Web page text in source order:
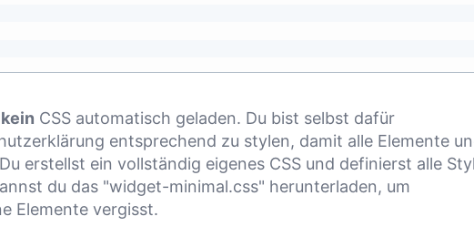
kein CSS automatisch geladen. Du bist selbst dafür
entsprechend zu stylen, damit alle Elemente
erstellst ein vollständig eigenes CSS und definierst alle
du das "widget-minimal.css" herunterladen, um
Elemente vergisst.